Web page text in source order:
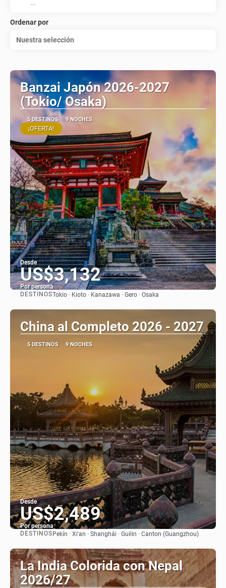
Ordenar por
Nuestra selección
Banzai Japón 2026-2027
(Tokio/ Osaka)
5 DESTINOS 9 NOCHES
¡OFERTA!
Desde
US$3,132
Por persona
DESTINOSTokio · Kioto · Kanazawa · Gero · Osaka
China al Completo 2026 - 2027
5 DESTINOS 9 NOCHES
Desde
US$2,489
Por persona
DESTINOSPekín · Xi'an · Shanghái · Guilin · Canton (Guangzhou)
La India Colorida con Nepal
2026/27